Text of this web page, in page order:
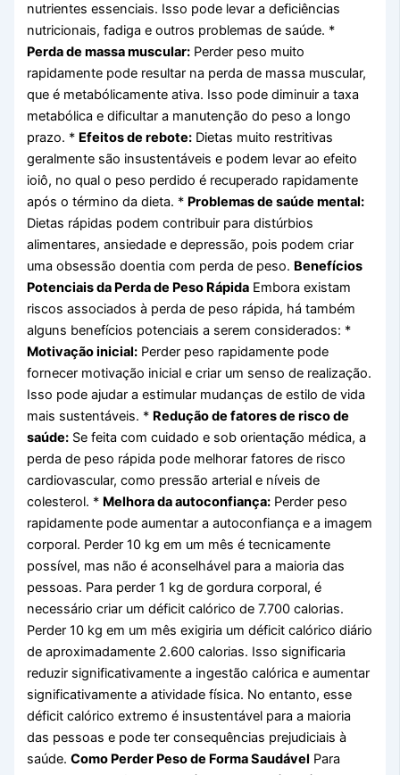
nutrientes essenciais. Isso pode levar a deficiências
nutricionais, fadiga e outros problemas de saúde. *
Perda de massa muscular: Perder peso muito
rapidamente pode resultar na perda de massa muscular,
que é metabólicamente ativa. Isso pode diminuir a taxa
metabólica e dificultar a manutenção do peso a longo
prazo. * Efeitos de rebote: Dietas muito restritivas
geralmente são insustentáveis e podem levar ao efeito
ioiô, no qual o peso perdido é recuperado rapidamente
após o término da dieta. * Problemas de saúde mental:
Dietas rápidas podem contribuir para distúrbios
alimentares, ansiedade e depressão, pois podem criar
uma obsessão doentia com perda de peso. Benefícios
Potenciais da Perda de Peso Rápida Embora existam
riscos associados à perda de peso rápida, há também
alguns benefícios potenciais a serem considerados: *
Motivação inicial: Perder peso rapidamente pode
fornecer motivação inicial e criar um senso de realização.
Isso pode ajudar a estimular mudanças de estilo de vida
mais sustentáveis. * Redução de fatores de risco de
saúde: Se feita com cuidado e sob orientação médica, a
perda de peso rápida pode melhorar fatores de risco
cardiovascular, como pressão arterial e níveis de
colesterol. * Melhora da autoconfiança: Perder peso
rapidamente pode aumentar a autoconfiança e a imagem
corporal. Perder 10 kg em um mês é tecnicamente
possível, mas não é aconselhável para a maioria das
pessoas. Para perder 1 kg de gordura corporal, é
necessário criar um déficit calórico de 7.700 calorias.
Perder 10 kg em um mês exigiria um déficit calórico diário
de aproximadamente 2.600 calorias. Isso significaria
reduzir significativamente a ingestão calórica e aumentar
significativamente a atividade física. No entanto, esse
déficit calórico extremo é insustentável para a maioria
das pessoas e pode ter consequências prejudiciais à
saúde.Como Perder Peso de Forma Saudável Para